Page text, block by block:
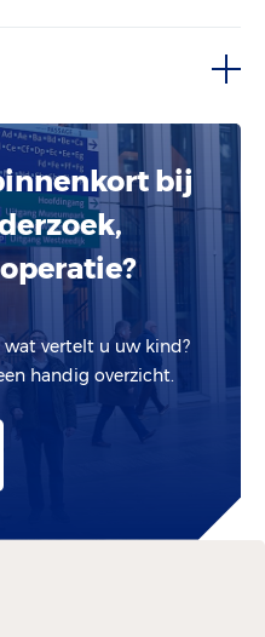
bij
wat vertelt u uw kind?
handig overzicht.